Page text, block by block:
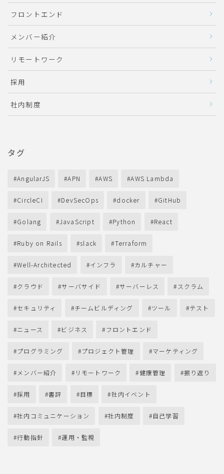
フロントエンド
メンバー紹介
リモートワーク
採用
社内制度
タグ
AngularJS APN AWS AWS Lambda
CircleCI DevSecOps docker GitHub
Golang JavaScript Python React
Ruby on Rails slack Terraform
Well-Architected インフラ カルチャー
クラウド サーバサイド サーバーレス スクラム
セキュリティ チームビルディング ツール テスト
ニュース ビジネス フロントエンド
プログラミング プロジェクト管理 マーケティング
メンバー紹介 リモートワーク 健康管理 振り返り
採用 書評 目標 社内イベント
社内コミュニケーション 社内制度 自己学習
行動指針 運用・監視